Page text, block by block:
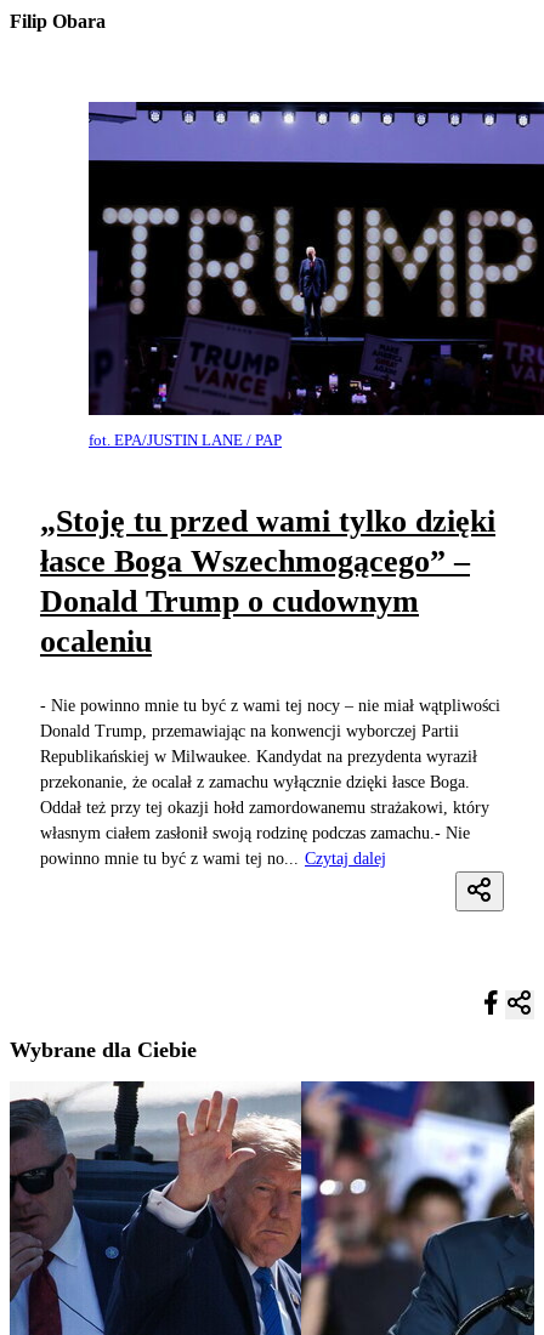
Filip Obara
fot. EPA/JUSTIN LANE / PAP
„Stoję tu przed wami tylko dzięki
łasce Boga Wszechmogącego” –
Donald Trump o cudownym
ocaleniu
- Nie powinno mnie tu być z wami tej nocy – nie miał wątpliwości
Donald Trump, przemawiając na konwencji wyborczej Partii
Republikańskiej w Milwaukee. Kandydat na prezydenta wyraził
przekonanie, że ocalał z zamachu wyłącznie dzięki łasce Boga.
Oddał też przy tej okazji hołd zamordowanemu strażakowi, który
własnym ciałem zasłonił swoją rodzinę podczas zamachu.- Nie
powinno mnie tu być z wami tej no...
Czytaj dalej
Wybrane dla Ciebie